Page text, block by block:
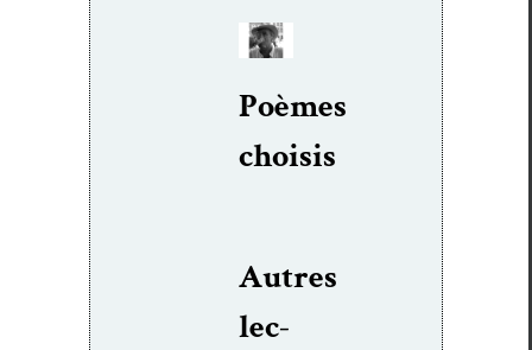
Poèmes
choi­sis
Autres
lec­